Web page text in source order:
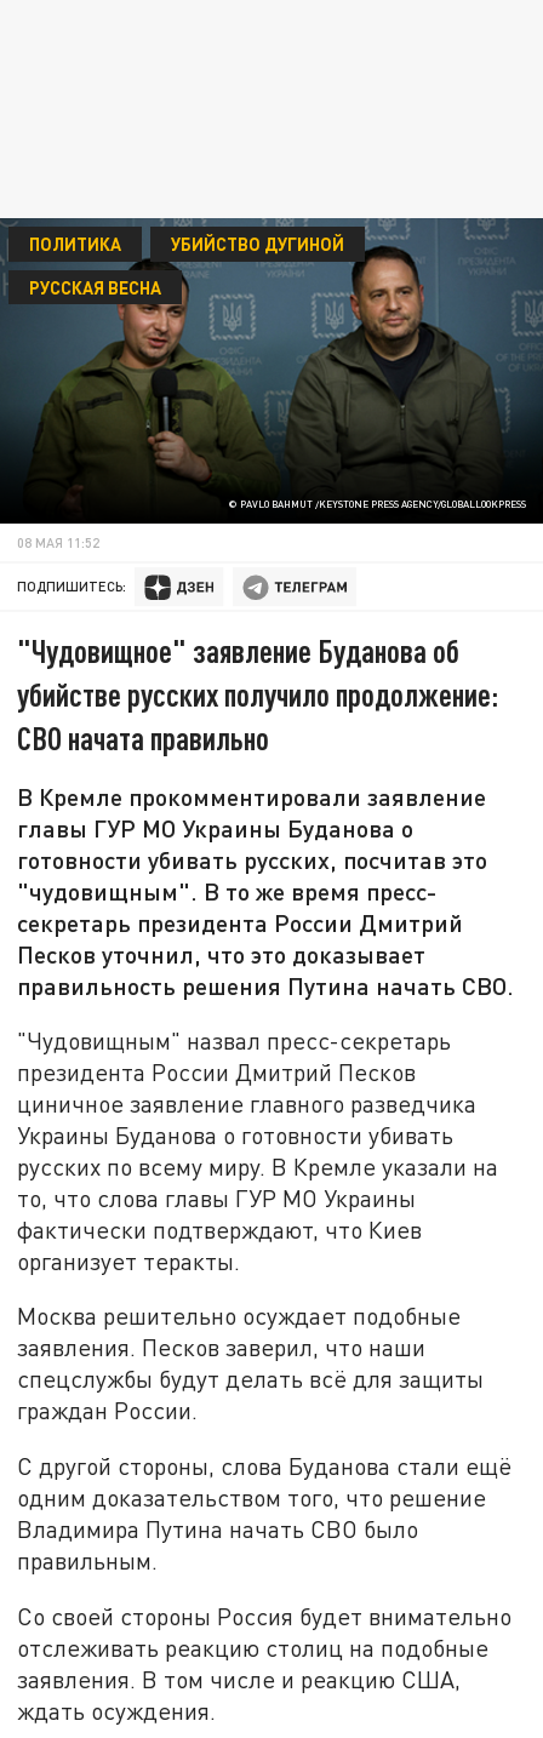
© PAVLO BAHMUT /KEYSTONE PRESS AGENCY/GLOBALLOOKPRESS
ПОЛИТИКА
УБИЙСТВО ДУГИНОЙ
РУССКАЯ ВЕСНА
08 МАЯ 11:52
ПОДПИШИТЕСЬ:
"Чудовищное" заявление Буданова об
убийстве русских получило продолжение:
СВО начата правильно
В Кремле прокомментировали заявление
главы ГУР МО Украины Буданова о
готовности убивать русских, посчитав это
"чудовищным". В то же время пресс-
секретарь президента России Дмитрий
Песков уточнил, что это доказывает
правильность решения Путина начать СВО.
"Чудовищным" назвал пресс-секретарь
президента России Дмитрий Песков
циничное заявление главного разведчика
Украины Буданова о готовности убивать
русских по всему миру. В Кремле указали на
то, что слова главы ГУР МО Украины
фактически подтверждают, что Киев
организует теракты.
Москва решительно осуждает подобные
заявления. Песков заверил, что наши
спецслужбы будут делать всё для защиты
граждан России.
С другой стороны, слова Буданова стали ещё
одним доказательством того, что решение
Владимира Путина начать СВО было
правильным.
Со своей стороны Россия будет внимательно
отслеживать реакцию столиц на подобные
заявления. В том числе и реакцию США,
ждать осуждения.